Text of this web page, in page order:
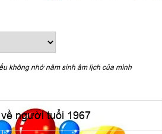
không nhớ năm sinh âm lịch của mình
người tuổi 1967